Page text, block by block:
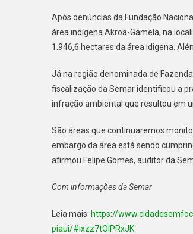
Após denúncias da Fundação
área indígena Akroá-Gamela, na
1.946,6 hectares da área idigena.
Já na região denominada de
fiscalização da Semar identificou a
infração ambiental que resultou em
São áreas que continuaremos
embargo da área está sendo
afirmou Felipe Gomes, auditor da
Com informações da Semar
Leia mais: https://
piaui/#ixzz7tOlPRxJK